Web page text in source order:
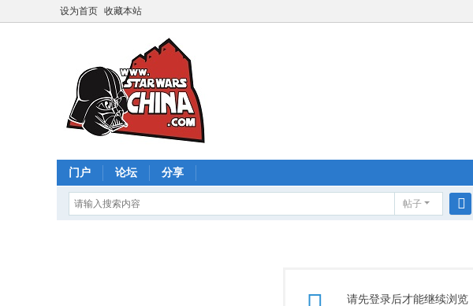
设为首页 收藏本站
门户 论坛 分享
帖子
请先登录后才能继续浏览